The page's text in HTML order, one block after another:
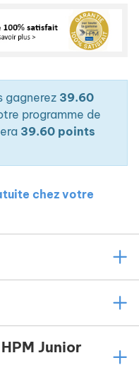
gagnerez 39.60
programme de
39.60 points
chez votre
Junior